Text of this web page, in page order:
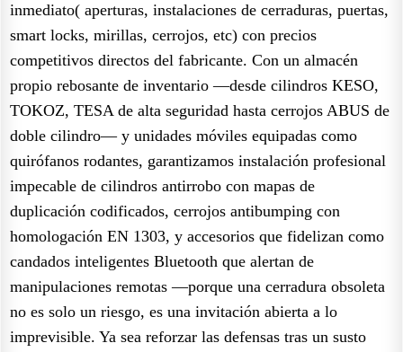
inmediato( aperturas, instalaciones de cerraduras, puertas,
smart locks, mirillas, cerrojos, etc) con precios
competitivos directos del fabricante. Con un almacén
propio rebosante de inventario —desde cilindros KESO,
TOKOZ, TESA de alta seguridad hasta cerrojos ABUS de
doble cilindro— y unidades móviles equipadas como
quirófanos rodantes, garantizamos instalación profesional
impecable de cilindros antirrobo con mapas de
duplicación codificados, cerrojos antibumping con
homologación EN 1303, y accesorios que fidelizan como
candados inteligentes Bluetooth que alertan de
manipulaciones remotas —porque una cerradura obsoleta
no es solo un riesgo, es una invitación abierta a lo
imprevisible. Ya sea reforzar las defensas tras un susto